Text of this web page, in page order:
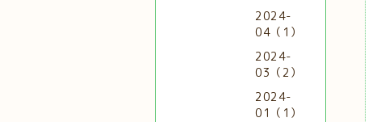
2024-
04（1）
2024-
03（2）
2024-
01（1）